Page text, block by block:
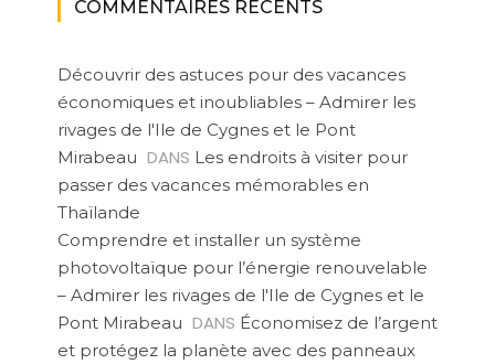
COMMENTAIRES RÉCENTS
Découvrir des astuces pour des vacances
économiques et inoubliables – Admirer les
rivages de l'Ile de Cygnes et le Pont
Mirabeau DANS Les endroits à visiter pour
passer des vacances mémorables en
Thaïlande
Comprendre et installer un système
photovoltaïque pour l’énergie renouvelable
– Admirer les rivages de l'Ile de Cygnes et le
Pont Mirabeau DANS Économisez de l’argent
et protégez la planète avec des panneaux